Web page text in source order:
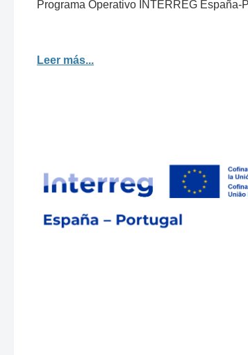
Programa Operativo INTERREG España-
Leer más...